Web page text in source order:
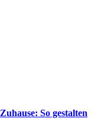
So gestalten